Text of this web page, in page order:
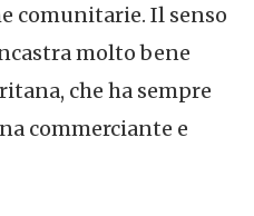
comunitarie. Il senso
molto bene
che ha sempre
commerciante e